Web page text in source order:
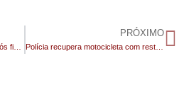
Mulher é encontrada em mata após ficar 20 dias desaparecida, no Agreste da Paraíba
PRÓXIMO
Polícia recupera motocicleta com restrição de roubo/furto em Barra de São Miguel